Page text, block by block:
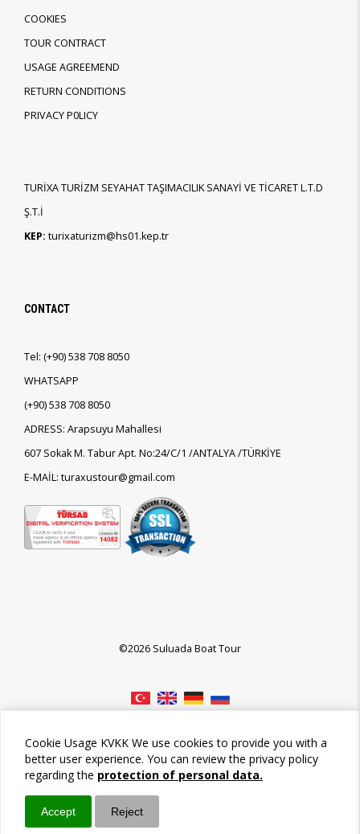
Cookie Usage KVKK We use cookies to provide you with a
better user experience. You can review the privacy policy
regarding the protection of personal data.
Accept Reject
COOKIES
TOUR CONTRACT
USAGE AGREEMEND
RETURN CONDITIONS
PRIVACY P0LICY
TURİXA TURİZM SEYAHAT TAŞIMACILIK SANAYİ VE TİCARET L.T.D
Ş.T.İ
KEP: turixaturizm@hs01.kep.tr
CONTACT
Tel: (+90)538 708 8050
WHATSAPP
(+90)538 708 8050
ADRESS: Arapsuyu Mahallesi
607 Sokak M. Tabur Apt. No:24/C/1 /ANTALYA /TÜRKİYE
E-MAİL: turaxustour@gmail.com
©2026 Suluada Boat Tour